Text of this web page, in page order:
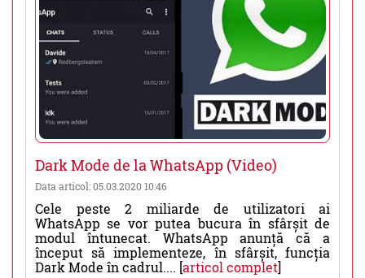
Dark Mode de la WhatsApp (Video)
Data articol: 05.03.2020 10:46
Cele peste 2 miliarde de utilizatori ai
WhatsApp se vor putea bucura în sfârșit de
modul întunecat. WhatsApp anunță că a
început să implementeze, în sfârșit, funcția
Dark Mode în cadrul.... [articol complet]